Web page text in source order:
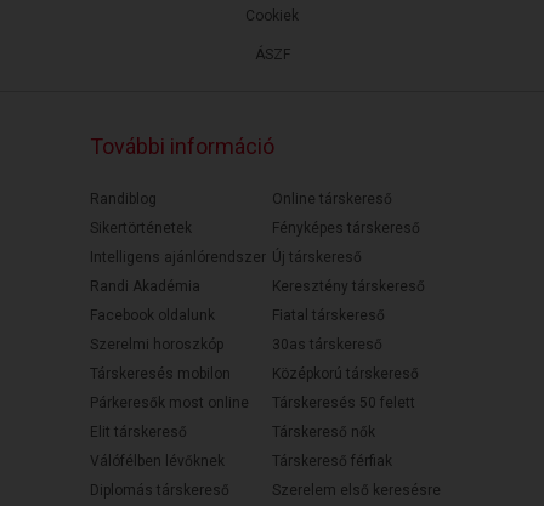
ÁSZF
Cookiek
További információ
Randiblog
Sikertörténetek
Intelligens ajánlórendszer
Randi Akadémia
Facebook oldalunk
Szerelmi horoszkóp
Társkeresés mobilon
Párkeresők most online
Elit társkereső
Válófélben lévőknek
Diplomás társkereső
Online társkereső
Fényképes társkereső
Új társkereső
Keresztény társkereső
Fiatal társkereső
30as társkereső
Középkorú társkereső
Társkeresés 50 felett
Társkereső nők
Társkereső férfiak
Szerelem első keresésre